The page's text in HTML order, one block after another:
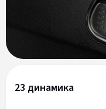
23 динамика